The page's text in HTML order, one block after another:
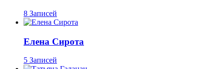
8 Записей
Елена Сирота
5 Записей